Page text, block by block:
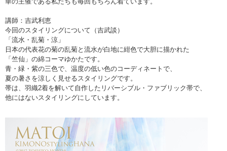
講師：吉武利恵
今回のスタイリングについて（吉武談）
「流水・乱菊・涼」
日本の代表花の菊の乱菊と流水が白地に紺色で大胆に描かれた
「竺仙」の綿コーマゆかたです。
青・緑・紫の三色で、温度の低い色のコーディネートで、
夏の暑さを涼しく見せるスタイリングです。
帯は、羽織2着を解いて自作したリバーシブル・ファブリック帯で、
他にはないスタイリングにしています。